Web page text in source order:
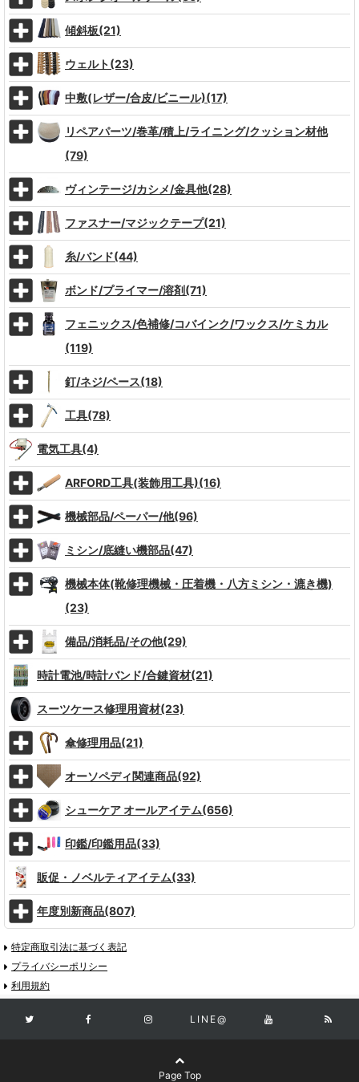
傾斜板(21)
ウェルト(23)
中敷(レザー/合皮/ビニール)(17)
リペアパーツ/巻革/積上/ライニング/クッション材他
(79)
ヴィンテージ/カシメ/金具他(28)
ファスナー/マジックテープ(21)
糸/バンド(44)
ボンド/プライマー/溶剤(71)
フェニックス/色補修/コバインク/ワックス/ケミカル
(119)
釘/ネジ/ペース(18)
工具(78)
電気工具(4)
ARFORD工具(装飾用工具)(16)
機械部品/ペーパー/他(96)
ミシン/底縫い機部品(47)
機械本体(靴修理機械・圧着機・八方ミシン・漉き機)
(23)
備品/消耗品/その他(29)
時計電池/時計バンド/合鍵資材(21)
スーツケース修理用資材(23)
傘修理用品(21)
オーソペディ関連商品(92)
シューケア オールアイテム(656)
印鑑/印鑑用品(33)
販促・ノベルティアイテム(33)
年度別新商品(807)
特定商取引法に基づく表記
プライバシーポリシー
利用規約
LINE@
Page Top